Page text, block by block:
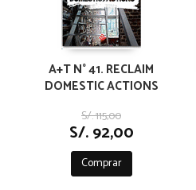
A+T N° 41. RECLAIM
DOMESTIC ACTIONS
S/. 115,00
S/. 92,00
Comprar